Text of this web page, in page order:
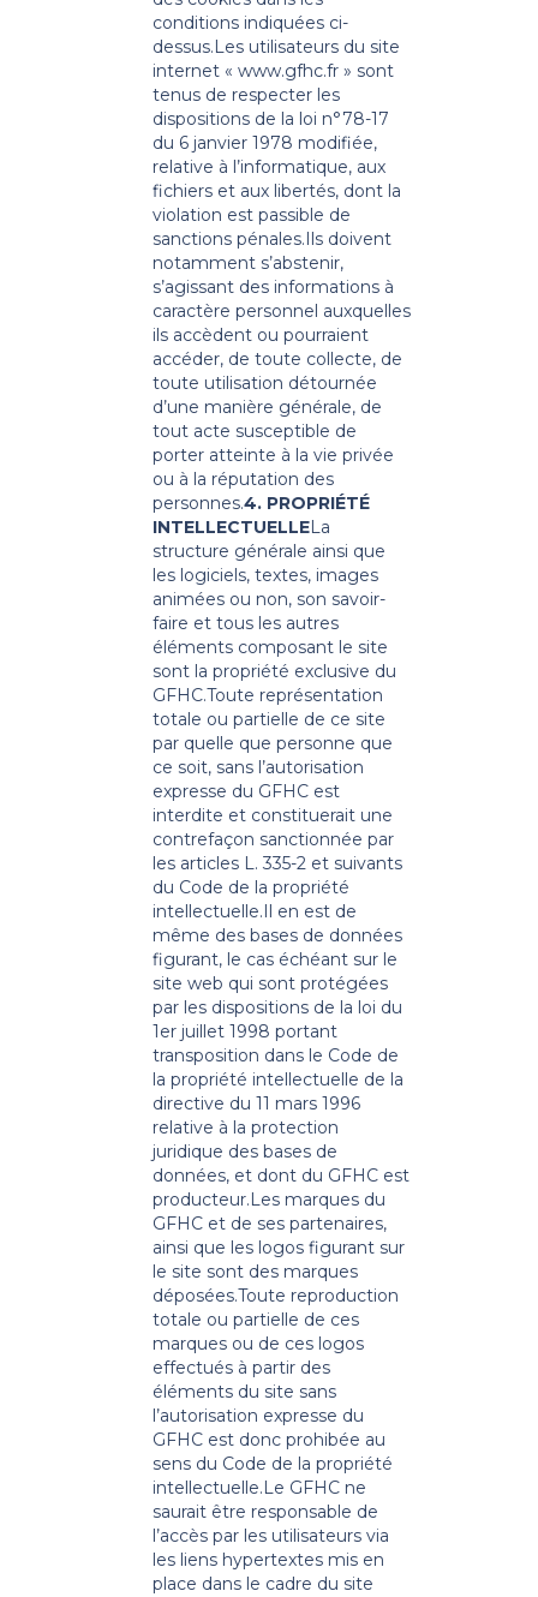
conditions indiquées ci-
dessus.Les utilisateurs du site
internet « www.gfhc.fr » sont
tenus de respecter les
dispositions de la loi n°78-17
du 6 janvier 1978 modifiée,
relative à l’informatique, aux
fichiers et aux libertés, dont la
violation est passible de
sanctions pénales.Ils doivent
notamment s’abstenir,
s’agissant des informations à
caractère personnel auxquelles
ils accèdent ou pourraient
accéder, de toute collecte, de
toute utilisation détournée
d’une manière générale, de
tout acte susceptible de
porter atteinte à la vie privée
ou à la réputation des
personnes.4. PROPRIÉTÉ
INTELLECTUELLELa
structure générale ainsi que
les logiciels, textes, images
animées ou non, son savoir-
faire et tous les autres
éléments composant le site
sont la propriété exclusive du
GFHC.Toute représentation
totale ou partielle de ce site
par quelle que personne que
ce soit, sans l’autorisation
expresse du GFHC est
interdite et constituerait une
contrefaçon sanctionnée par
les articles L. 335-2 et suivants
du Code de la propriété
intellectuelle.Il en est de
même des bases de données
figurant, le cas échéant sur le
site web qui sont protégées
par les dispositions de la loi du
1er juillet 1998 portant
transposition dans le Code de
la propriété intellectuelle de la
directive du 11 mars 1996
relative à la protection
juridique des bases de
données, et dont du GFHC est
producteur.Les marques du
GFHC et de ses partenaires,
ainsi que les logos figurant sur
le site sont des marques
déposées.Toute reproduction
totale ou partielle de ces
marques ou de ces logos
effectués à partir des
éléments du site sans
l’autorisation expresse du
GFHC est donc prohibée au
sens du Code de la propriété
intellectuelle.Le GFHC ne
saurait être responsable de
l’accès par les utilisateurs via
les liens hypertextes mis en
place dans le cadre du site